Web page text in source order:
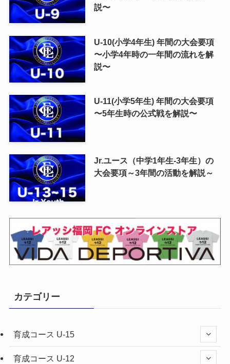
説〜
U-10(小学4年生) 年間の大会要項
〜小学4年時の一年間の流れを解
説〜
U-11(小学5年生) 年間の大会要項
〜5年生時の公式戦を解説〜
Jr.ユース（中学1年生-3年生）の
大会要項～3年間の活動を解説～
カテゴリー
育成コース U-15
育成コース U-12